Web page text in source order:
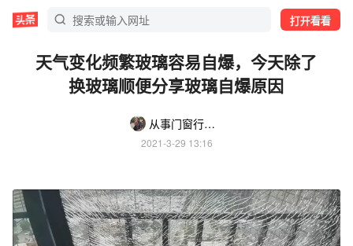
打开看看
天气变化频繁玻璃容易自爆，今天除了
换玻璃顺便分享玻璃自爆原因
从事门窗行业的阿建
2021-3-29 13:16